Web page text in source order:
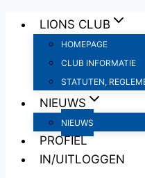
DoorgaanLIONS CLUB
HOMEPAGE
CLUB INFORMATIE
STATUTEN,
NIEUWS
NIEUWS
PROFIEL
IN/UITLOGGEN